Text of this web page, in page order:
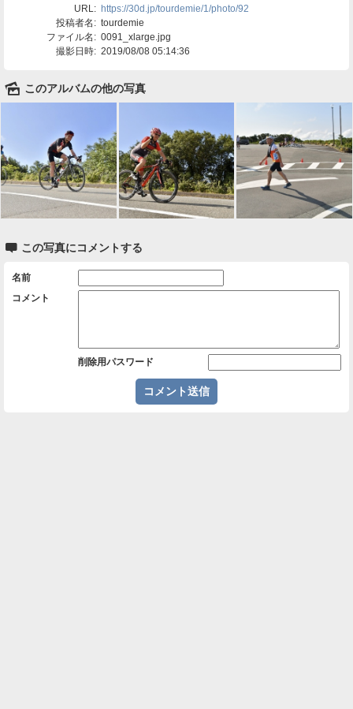
URL: https://30d.jp/tourdemie/1/photo/92
投稿者名: tourdemie
ファイル名: 0091_xlarge.jpg
撮影日時: 2019/08/08 05:14:36
🌄 このアルバムの他の写真
 この写真にコメントする
名前
コメント
削除用パスワード